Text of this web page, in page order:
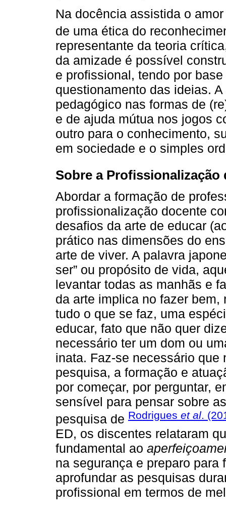
Na docência assistida o
de uma ética do
representante da teoria
da amizade é possível
e profissional, tendo por
questionamento das ideias.
pedagógico nas formas de
e de ajuda mútua nos jogos
outro para o conhecimento,
em sociedade e o simples
Sobre a Profissionalização
Abordar a formação de
profissionalização docente
desafios da arte de educar
prático nas dimensões do
arte de viver. A palavra
ser” ou propósito de vida,
levantar todas as manhãs e
da arte implica no fazer
tudo o que se faz, uma
educar, fato que não quer
necessário ter um dom ou
inata. Faz-se necessário
pesquisa, a formação e
por começar, por perguntar,
sensível para pensar sobre
pesquisa de Rodrigues et al.
ED, os discentes relataram
fundamental ao
na segurança e preparo
aprofundar as pesquisas
profissional em termos de